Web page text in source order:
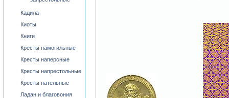
Кадила
Киоты
Книги
Кресты намогильные
Кресты наперсные
Кресты напрестольные
Кресты нательные
Ладан и благовония